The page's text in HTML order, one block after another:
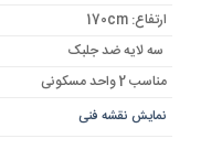
ارتفاع: 170cm
سه لایه ضد جلبک
مناسب 2 واحد مسکونی
نمایش نقشه فنی